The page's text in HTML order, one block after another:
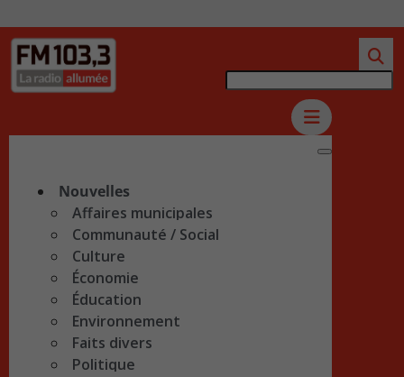
Nouvelles
Affaires municipales
Communauté / Social
Culture
Économie
Éducation
Environnement
Faits divers
Politique